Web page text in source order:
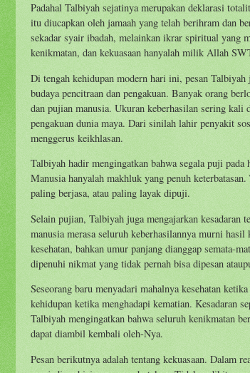
Padahal Talbiyah sejatinya merupakan deklarasi
itu diucapkan oleh jamaah yang telah berihram dan
sekadar syair ibadah, melainkan ikrar spiritual yang
kenikmatan, dan kekuasaan hanyalah milik Allah
Di tengah kehidupan modern hari ini, pesan
budaya pencitraan dan pengakuan. Banyak orang
dan pujian manusia. Ukuran keberhasilan sering kali
pengakuan dunia maya. Dari sinilah lahir penyakit
menggerus keikhlasan.
Talbiyah hadir mengingatkan bahwa segala puji
Manusia hanyalah makhluk yang penuh
paling berjasa, atau paling layak dipuji.
Selain pujian, Talbiyah juga mengajarkan kesadaran
manusia merasa seluruh keberhasilannya murni
kesehatan, bahkan umur panjang dianggap semata-
dipenuhi nikmat yang tidak pernah bisa dipesan
Seseorang baru menyadari mahalnya kesehatan
kehidupan ketika menghadapi kematian. Kesadaran
Talbiyah mengingatkan bahwa seluruh kenikmatan
dapat diambil kembali oleh-Nya.
Pesan berikutnya adalah tentang kekuasaan. Dalam